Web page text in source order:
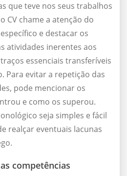
que teve nos seus trabalhos
CV chame a atenção do
e destacar os
atividades inerentes aos
essenciais transferíveis
Para evitar a repetição das
pode mencionar os
e como os superou.
seja simples e fácil
realçar eventuais lacunas
competências